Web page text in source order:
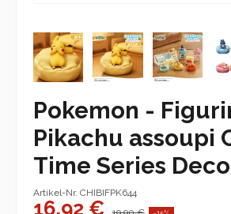
Pokemon -
Pikachu assoupi
Time Series
Artikel-Nr. CHIBIFPK644
16,92 €